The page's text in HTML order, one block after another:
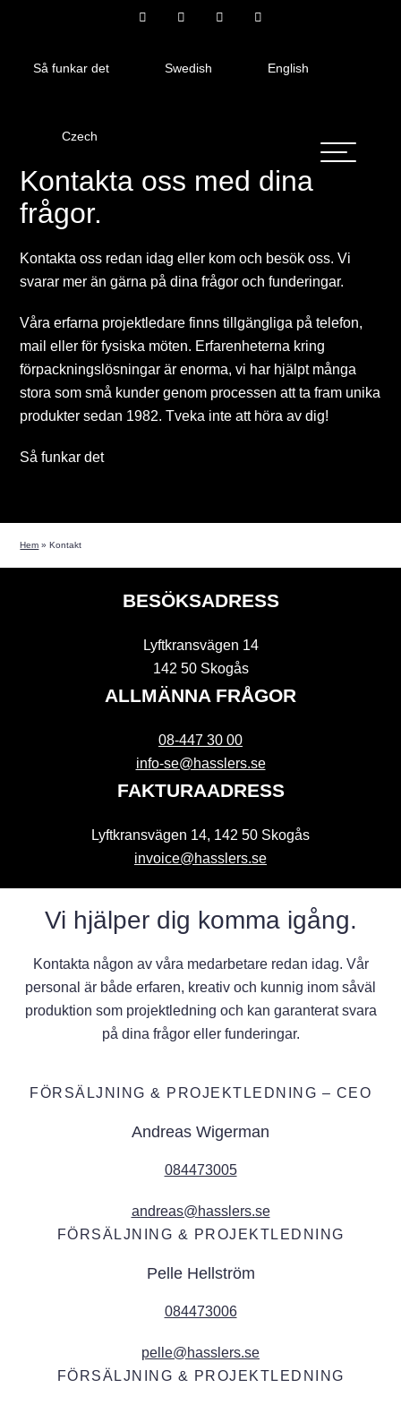
Så funkar det Swedish English
Czech
Kontakta oss med dina
frågor.
Kontakta oss redan idag eller kom och besök oss. Vi
svarar mer än gärna på dina frågor och funderingar.
Våra erfarna projektledare finns tillgängliga på telefon,
mail eller för fysiska möten. Erfarenheterna kring
förpackningslösningar är enorma, vi har hjälpt många
stora som små kunder genom processen att ta fram unika
produkter sedan 1982. Tveka inte att höra av dig!
Så funkar det
Hem »Kontakt
BESÖKSADRESS
Lyftkransvägen 14
142 50 Skogås
ALLMÄNNA FRÅGOR
08-447 30 00
info-se@hasslers.se
FAKTURAADRESS
Lyftkransvägen 14, 142 50 Skogås
invoice@hasslers.se
Vi hjälper dig komma igång.
Kontakta någon av våra medarbetare redan idag. Vår
personal är både erfaren, kreativ och kunnig inom såväl
produktion som projektledning och kan garanterat svara
på dina frågor eller funderingar.
FÖRSÄLJNING & PROJEKTLEDNING – CEO
Andreas Wigerman
084473005
andreas@hasslers.se
FÖRSÄLJNING & PROJEKTLEDNING
Pelle Hellström
084473006
pelle@hasslers.se
FÖRSÄLJNING & PROJEKTLEDNING